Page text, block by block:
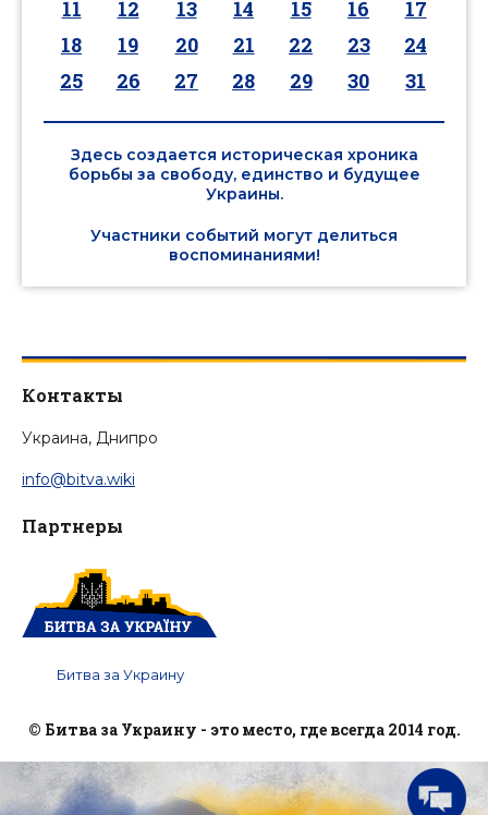
11
12 13 14 15 16
17
18
19 20 21 22 23
24
25
26 27 28 29 30 31
Здесь создается историческая хроника
борьбы за свободу, единство и будущее
Украины.
Участники событий могут делиться
воспоминаниями!
Контакты
Украина, Днипро
info@bitva.wiki
Партнеры
Битва за Украину
© Битва за Украину - это место, где всегда 2014 год.